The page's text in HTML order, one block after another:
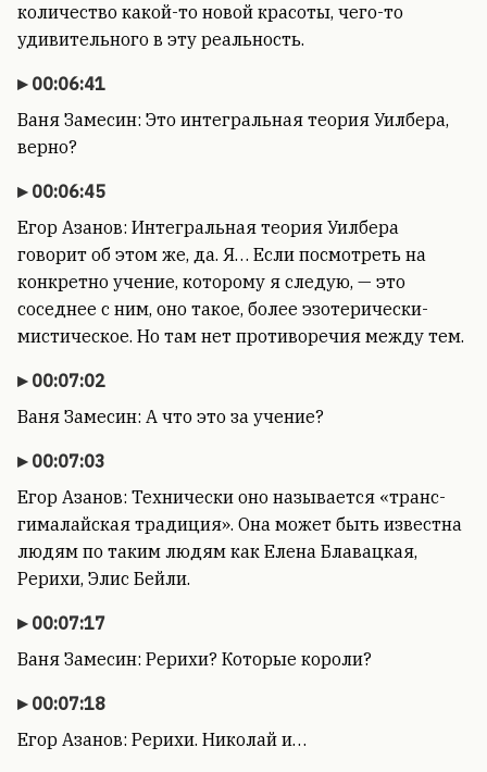
количество какой-то новой красоты, чего-то
удивительного в эту реальность.
00:06:41
Ваня Замесин: Это интегральная теория Уилбера,
верно?
00:06:45
Егор Азанов: Интегральная теория Уилбера
говорит об этом же, да. Я… Если посмотреть на
конкретно учение, которому я следую, — это
соседнее с ним, оно такое, более эзотерически-
мистическое. Но там нет противоречия между тем.
00:07:02
Ваня Замесин: А что это за учение?
00:07:03
Егор Азанов: Технически оно называется «транс-
гималайская традиция». Она может быть известна
людям по таким людям как Елена Блавацкая,
Рерихи, Элис Бейли.
00:07:17
Ваня Замесин: Рерихи? Которые короли?
00:07:18
Егор Азанов: Рерихи. Николай и…